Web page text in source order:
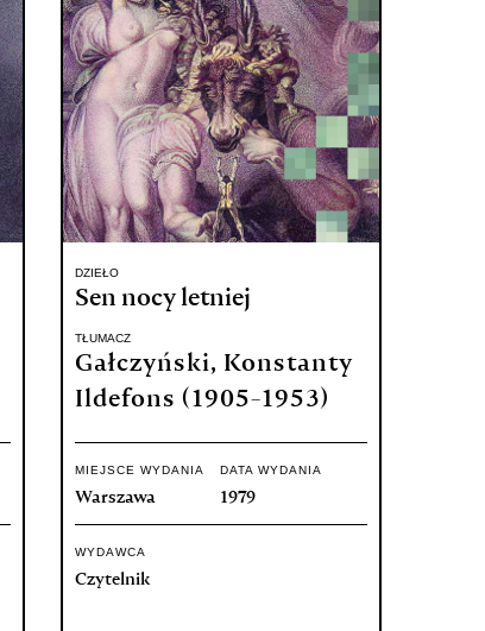
DZIEŁO
Sen nocy letniej
TŁUMACZ
Gałczyński, Konstanty
Ildefons (1905-1953)
MIEJSCE WYDANIA
Warszawa
DATA WYDANIA
1979
WYDAWCA
Czytelnik